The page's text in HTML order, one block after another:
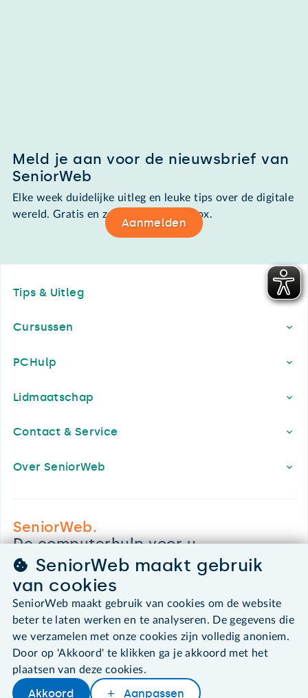
Meld je aan voor de nieuwsbrief van
SeniorWeb
Elke week duidelijke uitleg en leuke tips over de digitale
wereld. Gratis en zomaar in de mailbox.
Aanmelden
Tips & Uitleg
Cursussen
PCHulp
Lidmaatschap
Contact & Service
Over SeniorWeb
SeniorWeb.
De computerhulp voor u.
030 - 276 99 65
leden@seniorweb.nl
©2026 SeniorWeb
Algemene voorwaarden
SeniorWeb maakt gebruik
van cookies
SeniorWeb maakt gebruik van cookies om de website
beter te laten werken en te analyseren. De gegevens die
we verzamelen met onze cookies zijn volledig anoniem.
Door op 'Akkoord' te klikken ga je akkoord met het
plaatsen van deze cookies.
Akkoord Aanpassen